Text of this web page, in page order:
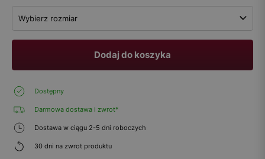
Wybierz rozmiar
Dodaj do koszyka
Dostępny
Darmowa dostawa i zwrot*
Dostawa w ciągu 2-5 dni roboczych
30 dni na zwrot produktu